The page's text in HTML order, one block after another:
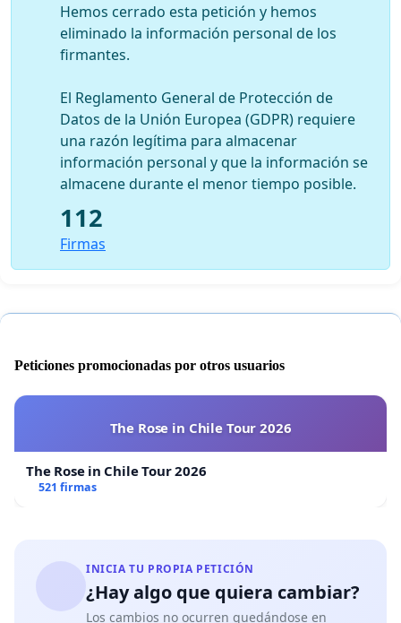
Hemos cerrado esta petición y hemos
eliminado la información personal de los
firmantes.
El Reglamento General de Protección de
Datos de la Unión Europea (GDPR) requiere
una razón legítima para almacenar
información personal y que la información se
almacene durante el menor tiempo posible.
112
Firmas
Peticiones promocionadas por otros usuarios
The Rose in Chile Tour 2026
The Rose in Chile Tour 2026
521 firmas
INICIA TU PROPIA PETICIÓN
¿Hay algo que quiera cambiar?
Los cambios no ocurren quedándose en